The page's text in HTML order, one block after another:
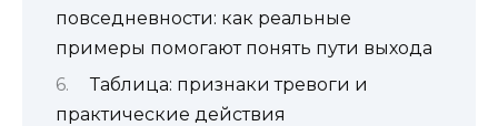
повседневности: как реальные
примеры помогают понять пути выхода
Таблица: признаки тревоги и
практические действия